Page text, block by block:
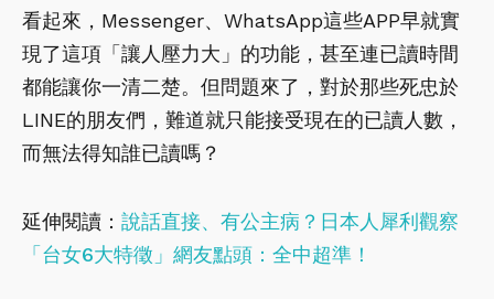
看起來，Messenger、WhatsApp這些APP早就實
現了這項「讓人壓力大」的功能，甚至連已讀時間
都能讓你一清二楚。但問題來了，對於那些死忠於
LINE的朋友們，難道就只能接受現在的已讀人數，
而無法得知誰已讀嗎？
延伸閱讀： 說話直接、有公主病？日本人犀利觀察
「台女6大特徵」網友點頭：全中超準！